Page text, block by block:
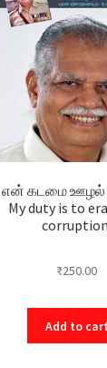
என் கடமை ஊழல்
My duty is to
₹250.00
Add to cart